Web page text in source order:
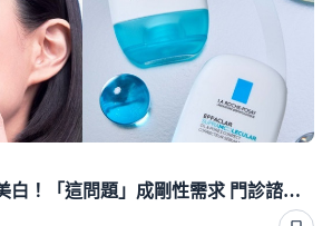
不是敏感、也不是美白！「這問題」成剛性需求 門診諮詢率衝98％